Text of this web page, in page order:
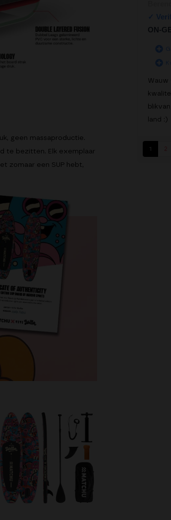
geen massaproductie.
te bezitten. Elk exemplaar
zomaar een SUP hebt,
ON-
Wauw
land :)
1